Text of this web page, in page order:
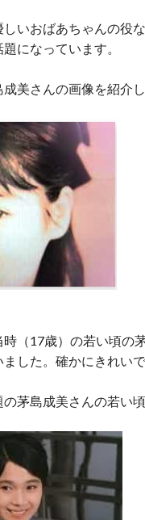
いおばあちゃんの役
になっています。
美さんの画像を紹介し
時（17歳）の若い頃
した。確かにきれいで
茅島成美さんの若い